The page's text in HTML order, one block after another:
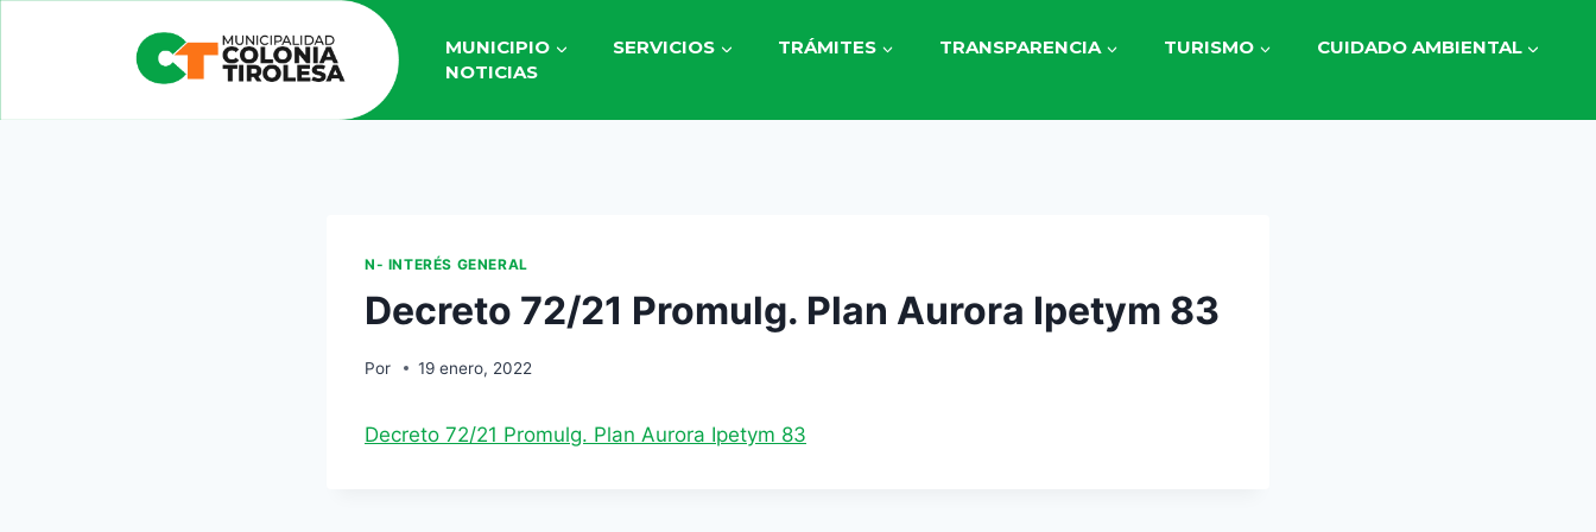
MUNICIPIO SERVICIOS TRÁMITES TRANSPARENCIA TURISMO
CUIDADO AMBIENTAL
NOTICIAS
N- INTERÉS GENERAL
Decreto 72/21 Promulg. Plan Aurora Ipetym 83
Por 19 enero, 2022
Decreto 72/21 Promulg. Plan Aurora Ipetym 83